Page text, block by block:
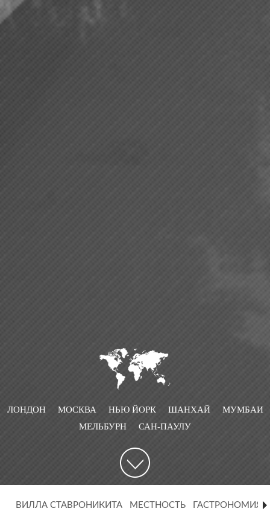
ЛОНДОН МОСКВА НЬЮ ЙОРК ШАНХАЙ
МУМБАИ
МЕЛЬБУРН
САН-ПАУЛУ
ВИЛЛА СТАВРОНИКИТА МЕСТНОСТЬ ГАСТРОНОМИЯ